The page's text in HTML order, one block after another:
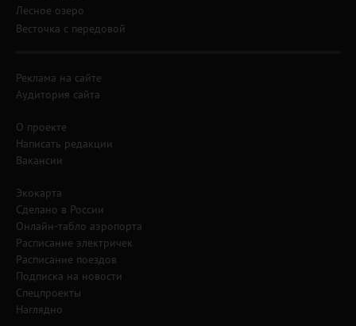
Лесное озеро
Весточка с передовой
Реклама на сайте
Аудитория сайта
О проекте
Написать редакции
Вакансии
Экокарта
Сделано в России
Онлайн-табло аэропорта
Расписание электричек
Расписание поездов
Подписка на новости
Спецпроекты
Наглядно